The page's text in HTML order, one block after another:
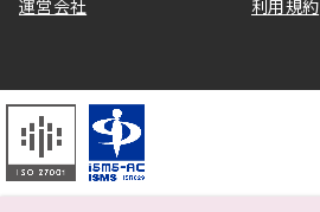
運営会社 利用規約